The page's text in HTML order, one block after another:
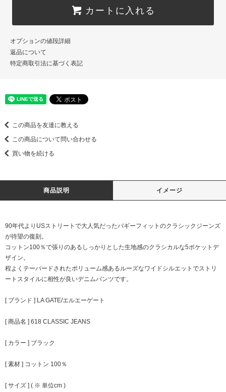
カートに入れる
オプションの値段詳細
返品について
特定商取引法に基づく表記
この商品を友達に教える
この商品について問い合わせる
買い物を続ける
商品説明 イメージ
90年代よりUSストリートで大人気だったバギーフィットのクラシックジーンズ
が待望の復刻。
コットン100％で張りのあるしっかりとした生地感のクラシカルな5ポケットデ
ザイン。
程よくテーパードされたボリューム感あるルーズなワイドシルエットでストリ
ートスタイルに相性が良いデニムパンツです。
[ ブランド ] LA GATE/エルエーゲート
[ 商品名 ] 618 CLASSIC JEANS
[ カラー ] ブラック
[ 素材 ] コットン 100％
[ サイズ ] ( ※ 単位cm )